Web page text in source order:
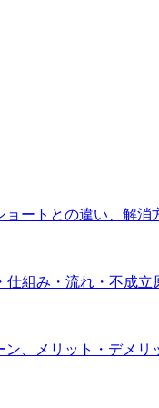
ョートとの違い、解
仕組み・流れ・不成
ン、メリット・デメ